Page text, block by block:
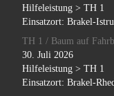
Hilfeleistung > TH 1
Einsatzort: Brakel-
TH 1 / Baum auf
30. Juli 2026
Hilfeleistung > TH 1
Einsatzort: Brakel-